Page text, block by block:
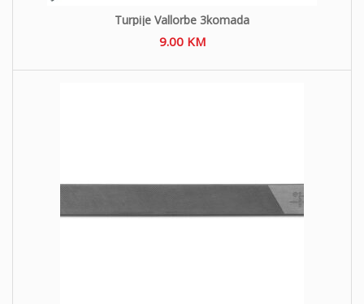
Turpije Vallorbe 3komada
9.00 KM